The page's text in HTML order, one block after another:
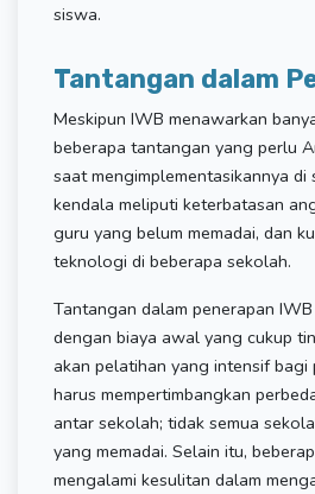
siswa.
Tantangan dalam
Meskipun IWB menawarkan
beberapa tantangan yang perlu
saat mengimplementasikannya di
kendala meliputi keterbatasan
guru yang belum memadai, dan
teknologi di beberapa sekolah.
Tantangan dalam penerapan
dengan biaya awal yang cukup
akan pelatihan yang intensif bagi
harus mempertimbangkan
antar sekolah; tidak semua
yang memadai. Selain itu,
mengalami kesulitan dalam